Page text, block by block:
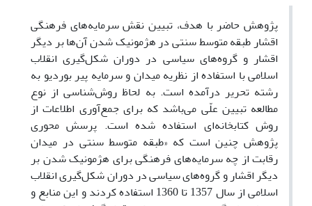
پژوهش حاضر با هدف، تبیین نقش سرمایه‌های فرهنگی
اقشار طبقه متوسط سنتی در هژمونیک شدن آن‌ها بر دیگر
اقشار و گروه‌های سیاسی در دوران شکل‌گیری انقلاب
اسلامی با استفاده از نظریه میدان و سرمایه پیر بوردیو به
رشته تحریر درآمده است. به لحاظ روش‌شناسی از نوع
مطالعه تبیین علّی می‌باشد که برای جمع‌آوری اطلاعات از
روش کتابخانه‌ای استفاده شده است. پرسش محوری
پژوهش چنین است که «طبقه متوسط سنتی در میدان
رقابت از چه سرمایه‌های فرهنگی برای هژمونیک شدن بر
دیگر اقشار و گروه‌های سیاسی در دوران شکل‌گیری انقلاب
اسلامی از سال 1357 تا 1360 استفاده کردند و این منابع و